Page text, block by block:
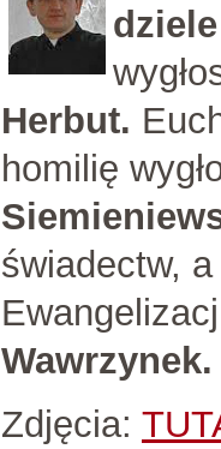
Herbut.
homilię
świadectw,
Wawrzynek.
Zdjęcia: